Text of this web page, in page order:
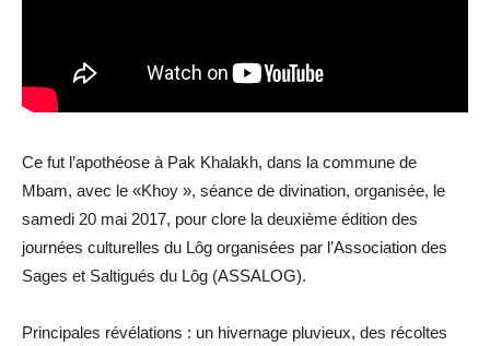
Ce fut l’apothéose à Pak Khalakh, dans la commune de
Mbam, avec le «Khoy », séance de divination, organisée, le
samedi 20 mai 2017, pour clore la deuxième édition des
journées culturelles du Lôg organisées par l’Association des
Sages et Saltigués du Lôg (ASSALOG).
Principales révélations : un hivernage pluvieux, des récoltes